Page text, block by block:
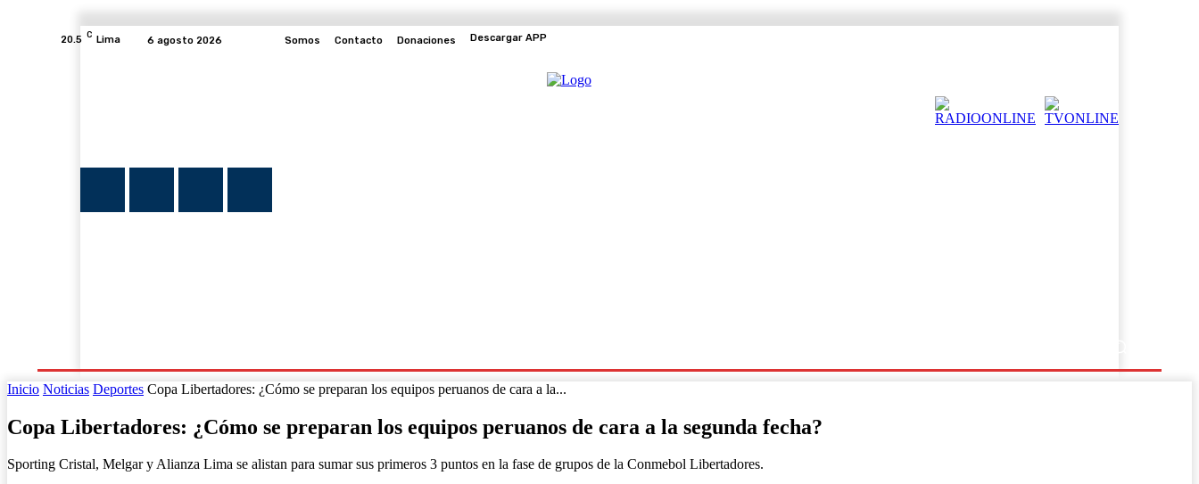
20.5 C Lima 6 agosto 2026 Somos Contacto Donaciones Descargar APP
Inicio Noticias Deportes Copa Libertadores: ¿Cómo se preparan los equipos peruanos de cara a la...
Copa Libertadores: ¿Cómo se preparan los equipos peruanos de cara a la segunda fecha?
Sporting Cristal, Melgar y Alianza Lima se alistan para sumar sus primeros 3 puntos en la fase de grupos de la Conmebol Libertadores.